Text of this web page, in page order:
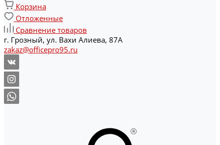
Корзина
Отложенные
Сравнение товаров
г. Грозный, ул. Вахи Алиева, 87А
zakaz@officepro95.ru